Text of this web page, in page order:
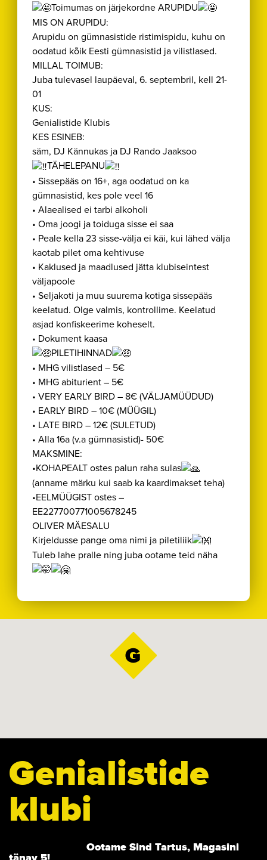
Toimumas on järjekordne ARUPIDU
MIS ON ARUPIDU:
Arupidu on gümnasistide ristimispidu, kuhu on
oodatud kõik Eesti gümnasistid ja vilistlased.
MILLAL TOIMUB:
Juba tulevasel laupäeval, 6. septembril, kell 21-
01
KUS:
Genialistide Klubis
KES ESINEB:
säm, DJ Kännukas ja DJ Rando Jaaksoo
TÄHELEPANU
• Sissepääs on 16+, aga oodatud on ka
gümnasistid, kes pole veel 16
• Alaealised ei tarbi alkoholi
• Oma joogi ja toiduga sisse ei saa
• Peale kella 23 sisse-välja ei käi, kui lähed välja
kaotab pilet oma kehtivuse
• Kaklused ja maadlused jätta klubiseintest
väljapoole
• Seljakoti ja muu suurema kotiga sissepääs
keelatud. Olge valmis, kontrollime. Keelatud
asjad konfiskeerime koheselt.
• Dokument kaasa
PILETIHINNAD
• MHG vilistlased – 5€
• MHG abiturient – 5€
• VERY EARLY BIRD – 8€ (VÄLJAMÜÜDUD)
• EARLY BIRD – 10€ (MÜÜGIL)
• LATE BIRD – 12€ (SULETUD)
• Alla 16a (v.a gümnasistid)- 50€
MAKSMINE:
•KOHAPEALT ostes palun raha sulas
(anname märku kui saab ka kaardimakset teha)
•EELMÜÜGIST ostes –
EE227700771005678245
OLIVER MÄESALU
Kirjeldusse pange oma nimi ja piletiliik
Tuleb lahe pralle ning juba ootame teid näha
Genialistide
klubi
Ootame Sind Tartus, Magasini